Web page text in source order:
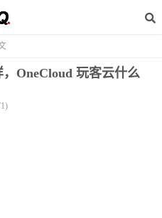
OneCloud 玩客云什么